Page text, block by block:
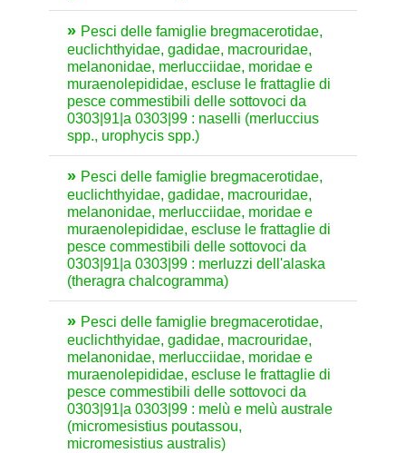
Pesci delle famiglie bregmacerotidae,
euclichthyidae, gadidae, macrouridae,
melanonidae, merlucciidae, moridae e
muraenolepididae, escluse le frattaglie di
pesce commestibili delle sottovoci da
0303|91|a 0303|99 : naselli (merluccius
spp., urophycis spp.)
Pesci delle famiglie bregmacerotidae,
euclichthyidae, gadidae, macrouridae,
melanonidae, merlucciidae, moridae e
muraenolepididae, escluse le frattaglie di
pesce commestibili delle sottovoci da
0303|91|a 0303|99 : merluzzi dell'alaska
(theragra chalcogramma)
Pesci delle famiglie bregmacerotidae,
euclichthyidae, gadidae, macrouridae,
melanonidae, merlucciidae, moridae e
muraenolepididae, escluse le frattaglie di
pesce commestibili delle sottovoci da
0303|91|a 0303|99 : melù e melù australe
(micromesistius poutassou,
micromesistius australis)